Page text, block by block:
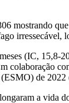
mostrando
(IC, 15,8-
(ESMO) de
a vida